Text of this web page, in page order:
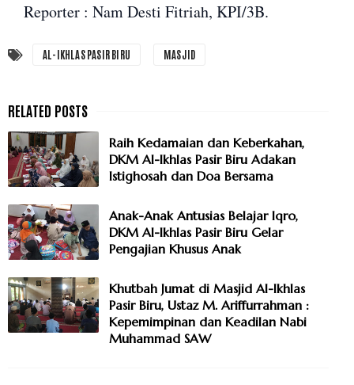
Reporter : Nam Desti Fitriah, KPI/3B.
AL-IKHLAS PASIR BIRU MASJID
Raih Kedamaian dan Keberkahan,
DKM Al-Ikhlas Pasir Biru Adakan
Istighosah dan Doa Bersama
Anak-Anak Antusias Belajar Iqro,
DKM Al-Ikhlas Pasir Biru Gelar
Pengajian Khusus Anak
Khutbah Jumat di Masjid Al-Ikhlas
Pasir Biru, Ustaz M. Ariffurrahman :
Kepemimpinan dan Keadilan Nabi
Muhammad SAW